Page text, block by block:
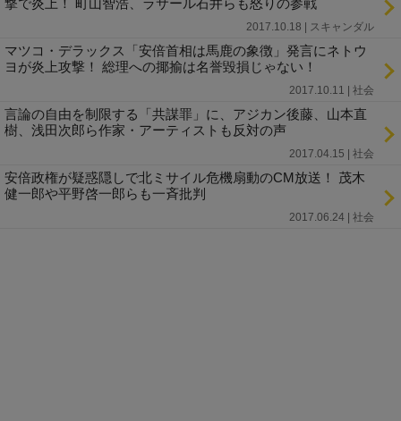
2017.10.18 | スキャンダル
マツコ・デラックス「安倍首相は馬鹿の象徴」発言にネトウ
ヨが炎上攻撃！ 総理への揶揄は名誉毀損じゃない！
2017.10.11 | 社会
言論の自由を制限する「共謀罪」に、アジカン後藤、山本直
樹、浅田次郎ら作家・アーティストも反対の声
2017.04.15 | 社会
安倍政権が疑惑隠しで北ミサイル危機扇動のCM放送！ 茂木
健一郎や平野啓一郎らも一斉批判
2017.06.24 | 社会